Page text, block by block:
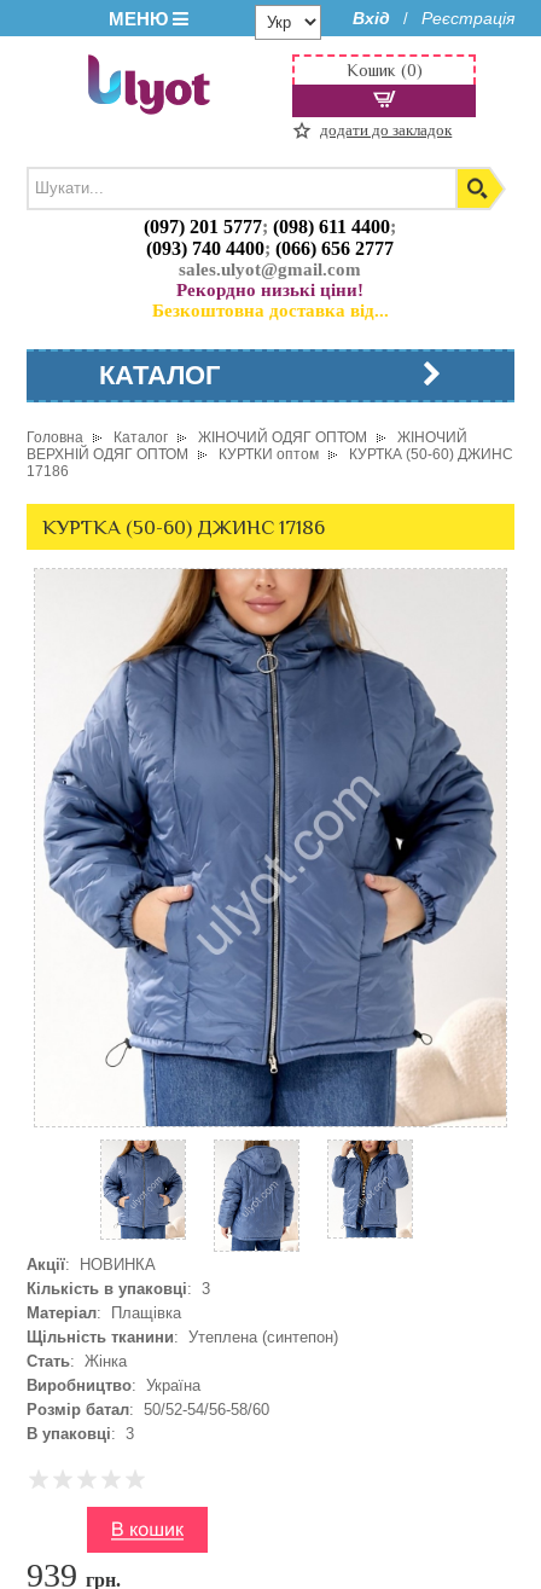
МЕНЮ Вхід / Реєстрація
(097) 201 5777;(098) 611 4400;
(093) 740 4400;(066) 656 2777
sales.ulyot@gmail.com
Рекордно низькі ціни!
Безкоштовна доставка від...
Кошик (0)
додати до закладок
КАТАЛОГ
Головна Каталог ЖІНОЧИЙ ОДЯГ ОПТОМ
ЖІНОЧИЙ
ВЕРХНІЙ ОДЯГ ОПТОМ
КУРТКИ оптом
КУРТКА (50-60) ДЖИНС
17186
КУРТКА (50-60) ДЖИНС 17186
Акції: НОВИНКА
Кількість в упаковці: 3
Матеріал: Плащівка
Щільність тканини: Утеплена (синтепон)
Стать: Жінка
Виробництво: Україна
Розмір батал: 50/52-54/56-58/60
В упаковці: 3
939грн.